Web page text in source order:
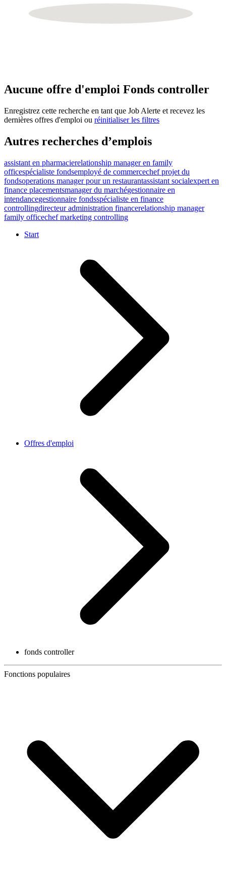
Aucune offre d'emploi Fonds controller
Enregistrez cette recherche en tant que Job Alerte et recevez les
dernières offres d'emploi ou réinitialiser les filtres
Autres recherches d’emplois
assistant en pharmacierelationship manager en family
officespécialiste fondsemployé de commercechef projet du
fondsoperations manager pour un restaurantassistant socialexpert en
finance placementsmanager du marchégestionnaire en
intendancegestionnaire fondsspécialiste en finance
controllingdirecteur administration financerelationship manager
family officechef marketing controlling
Start
Offres d'emploi
fonds controller
Fonctions populaires